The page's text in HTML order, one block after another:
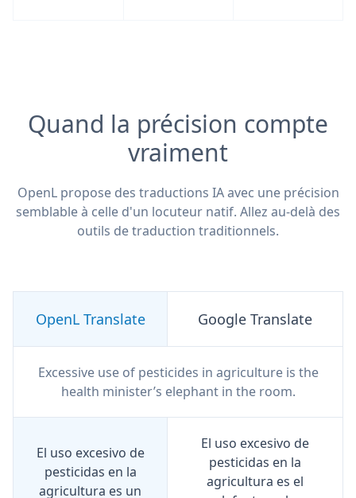
Quand la précision compte
vraiment
OpenL propose des traductions IA avec une précision
semblable à celle d'un locuteur natif. Allez au-delà des
outils de traduction traditionnels.
OpenL Translate Google Translate
Excessive use of pesticides in agriculture is the
health minister’s elephant in the room.
El uso excesivo de
pesticidas en la
agricultura es un
El uso excesivo de
pesticidas en la
agricultura es el